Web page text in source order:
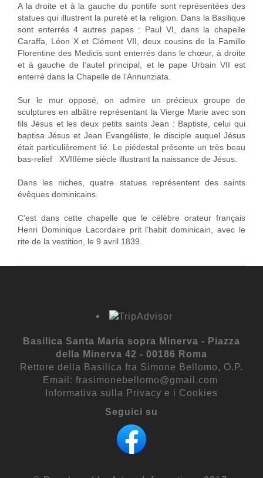
A la droite et à la gauche du pontife sont représentées des
statues qui illustrent la pureté et la religion. Dans la Basilique
sont enterrés 4 autres papes : Paul VI, dans la chapelle
Caraffa, Léon X et Clément VII, deux cousins de la Famille
Florentine des Medicis sont enterrés dans le chœur, à droite
et à gauche de l’autel principal, et le pape Urbain VII est
enterré dans la Chapelle de l’Annunziata.
Sur le mur opposé, on admire un précieux groupe de
sculptures en albâtre représentant la Vierge Marie avec son
fils Jésus et les deux petits saints Jean : Baptiste, celui qui
baptisa Jésus et Jean Evangéliste, le disciple auquel Jésus
était particulièrement lié. Le piédestal présente un très beau
bas-relief XVIIIème siècle illustrant la naissance de Jésus.
Dans les niches, quatre statues représentent des saints
évêques dominicains.
C’est dans cette chapelle que le célèbre orateur français
Henri Dominique Lacordaire prit l’habit dominicain, avec le
rite de la vestition, le 9 avril 1839.
Basilica Santa Maria sopra Minerva - Piazza
della Minerva 42 - 00186 Roma
Rettore della Basilica fra Simone Bellomo, O.P.
Email: frasimonebellomo@gmail.com
Informativa sulla Privacy e i Cookies
Seguici su